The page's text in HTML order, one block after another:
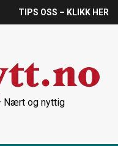
TIPS OSS – KLIKK HER
Nært og nyttig